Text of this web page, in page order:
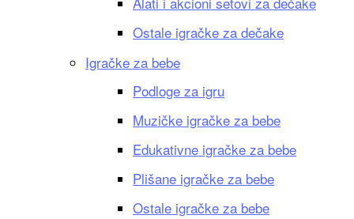
Ostale igračke za dečake
Igračke za bebe
Podloge za igru
Muzičke igračke za bebe
Edukativne igračke za bebe
Plišane igračke za bebe
Ostale igračke za bebe